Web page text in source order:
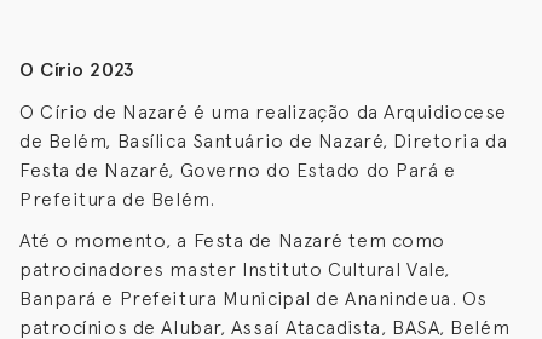
O Círio 2023
O Círio de Nazaré é uma realização da Arquidiocese
de Belém, Basílica Santuário de Nazaré, Diretoria da
Festa de Nazaré, Governo do Estado do Pará e
Prefeitura de Belém.
Até o momento, a Festa de Nazaré tem como
patrocinadores master Instituto Cultural Vale,
Banpará e Prefeitura Municipal de Ananindeua. Os
patrocínios de Alubar, Assaí Atacadista, BASA, Belém